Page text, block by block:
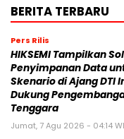
BERITA TERBARU
Pers Rilis
HIKSEMI Tampilkan
Penyimpanan Data
Skenario di Ajang DTI
Dukung
Tenggara
Jumat, 7 Agu 2026 - 04:14